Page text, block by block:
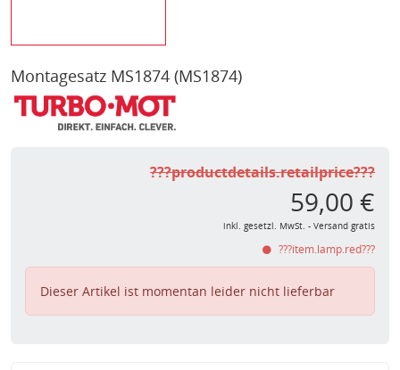
Montagesatz MS1874 (MS1874)
???productdetails.retailprice???
59,00 €
inkl. gesetzl. MwSt. - Versand gratis
???item.lamp.red???
Dieser Artikel ist momentan leider nicht lieferbar